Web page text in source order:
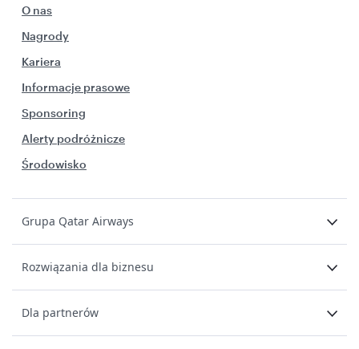
O nas
Nagrody
Kariera
Informacje prasowe
Sponsoring
Alerty podróżnicze
Środowisko
Grupa Qatar Airways
Rozwiązania dla biznesu
Dla partnerów